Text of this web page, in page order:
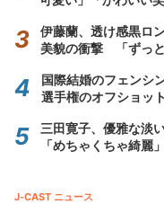
伊藤蘭、透け感黒ロ
美貌の衝撃 「ずっと
国際結婚のフェンシ
選手権のオフショッ
三田寛子、優雅な淡
「めちゃくちゃ綺麗
J-CAST ニュース